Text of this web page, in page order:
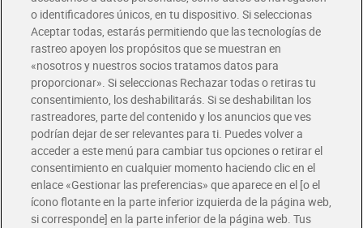
Envío gratis por compras superiores a 100€
Envío estandar por 4,99€
Glovo y Uber Eats
Solicita tu factura de Glovo o Uber Eats
Únete al CLUB Dia
Disfruta las ventajas y ofertas exclusivas.
Descárgate la APP Dia
Folletos y Tiendas
Descubre las mejores ofertas y busca tu tienda más cercana
o identificadores únicos, en tu dispositivo. Si seleccionas
Aceptar todas, estarás permitiendo que las tecnologías de
rastreo apoyen los propósitos que se muestran en
«nosotros y nuestros socios tratamos datos para
proporcionar». Si seleccionas Rechazar todas o retiras tu
consentimiento, los deshabilitarás. Si se deshabilitan los
rastreadores, parte del contenido y los anuncios que ves
podrían dejar de ser relevantes para ti. Puedes volver a
acceder a este menú para cambiar tus opciones o retirar el
consentimiento en cualquier momento haciendo clic en el
enlace «Gestionar las preferencias» que aparece en el [o el
ícono flotante en la parte inferior izquierda de la página web,
si corresponde] en la parte inferior de la página web. Tus